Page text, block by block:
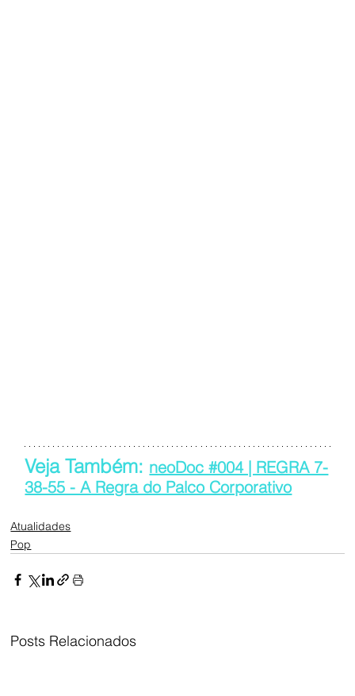
Veja Também: neoDoc #004 | REGRA 7-
38-55 - A Regra do Palco Corporativo
Atualidades
Pop
Posts Relacionados